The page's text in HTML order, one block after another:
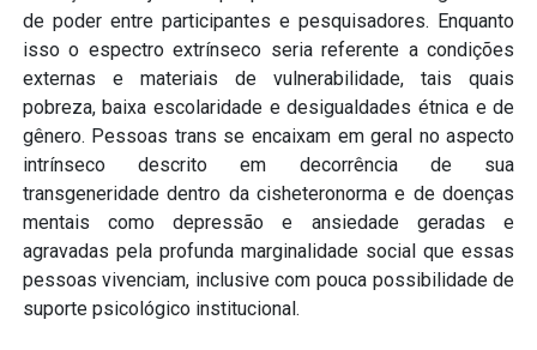
de poder entre participantes e pesquisadores. Enquanto
isso o espectro extrínseco seria referente a condições
externas e materiais de vulnerabilidade, tais quais
pobreza, baixa escolaridade e desigualdades étnica e de
gênero. Pessoas trans se encaixam em geral no aspecto
intrínseco descrito em decorrência de sua
transgeneridade dentro da cisheteronorma e de doenças
mentais como depressão e ansiedade geradas e
agravadas pela profunda marginalidade social que essas
pessoas vivenciam, inclusive com pouca possibilidade de
suporte psicológico institucional.